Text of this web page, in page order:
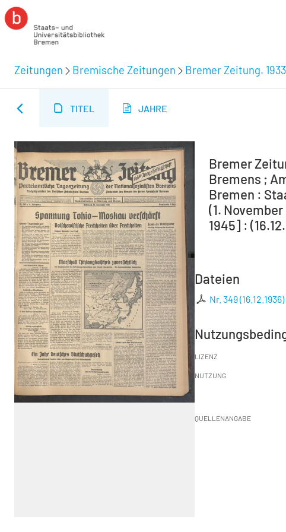
Zeitungen Bremische Zeitungen Bremer Zeitung.
TITEL JAHRE
Bremer
Bremens ;
Bremen :
(1.
1945] :
Dateien
Nr. 349 (16.12.1936)
LIZENZ
NUTZUNG
QUELLENANGABE